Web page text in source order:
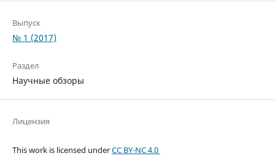
Выпуск
№ 1 (2017)
Раздел
Научные обзоры
Лицензия
This work is licensed underCC BY-NC 4.0